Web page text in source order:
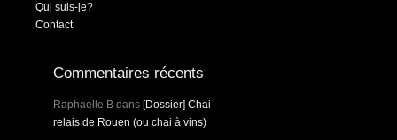
Qui suis-je?
Contact
Commentaires récents
Raphaelle B dans [Dossier] Chai
relais de Rouen (ou chai à vins)